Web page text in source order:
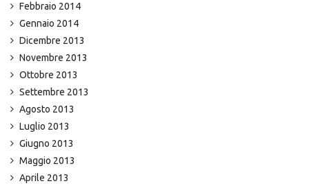
Febbraio 2014
Gennaio 2014
Dicembre 2013
Novembre 2013
Ottobre 2013
Settembre 2013
Agosto 2013
Luglio 2013
Giugno 2013
Maggio 2013
Aprile 2013